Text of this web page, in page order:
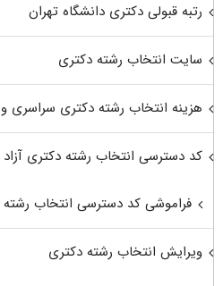
رتبه قبولی دکتری دانشگاه تهران
سایت انتخاب رشته دکتری
هزینه انتخاب رشته دکتری سراسری و
کد دسترسی انتخاب رشته دکتری آزاد
فراموشی کد دسترسی انتخاب رشته
ویرایش انتخاب رشته دکتری